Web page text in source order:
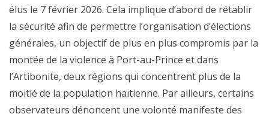
élus le 7 février 2026. Cela implique d’abord de rétablir
la sécurité afin de permettre l’organisation d’élections
générales, un objectif de plus en plus compromis par la
montée de la violence à Port-au-Prince et dans
l’Artibonite, deux régions qui concentrent plus de la
moitié de la population haïtienne. Par ailleurs, certains
observateurs dénoncent une volonté manifeste des